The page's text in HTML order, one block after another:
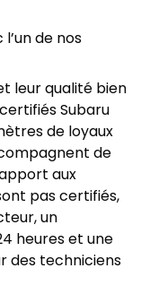
de nos
leur qualité bien
Subaru
de loyaux
de
aux
pas certifiés,
un
heures et une
des techniciens